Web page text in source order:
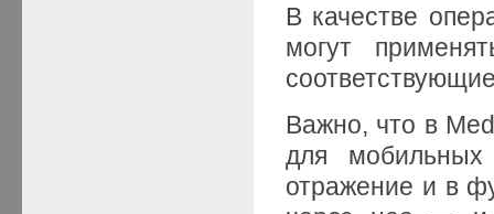
В качестве
могут
Важно, что в
для
отражение и в